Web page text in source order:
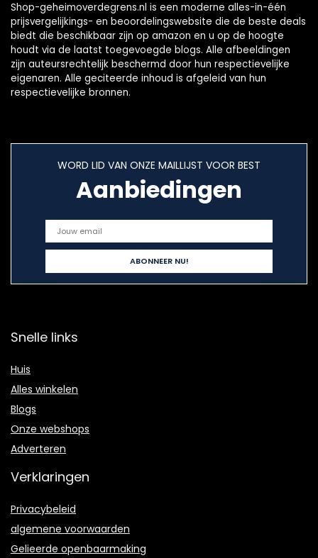
Shop-geheimoverdegrens.nl is een moderne alles-in-één
prijsvergelijkings- en beoordelingswebsite die de beste deals
biedt die beschikbaar zijn op amazon en u op de hoogte
houdt via de laatst toegevoegde blogs. Alle afbeeldingen
zijn auteursrechtelijk beschermd door hun respectievelijke
eigenaren. Alle geciteerde inhoud is afgeleid van hun
respectievelijke bronnen.
WORD LID VAN ONZE MAILLIJST VOOR BEST
Aanbiedingen
Snelle links
Huis
Alles winkelen
Blogs
Onze webshops
Adverteren
Verklaringen
Privacybeleid
algemene voorwaarden
Gelieerde openbaarmaking